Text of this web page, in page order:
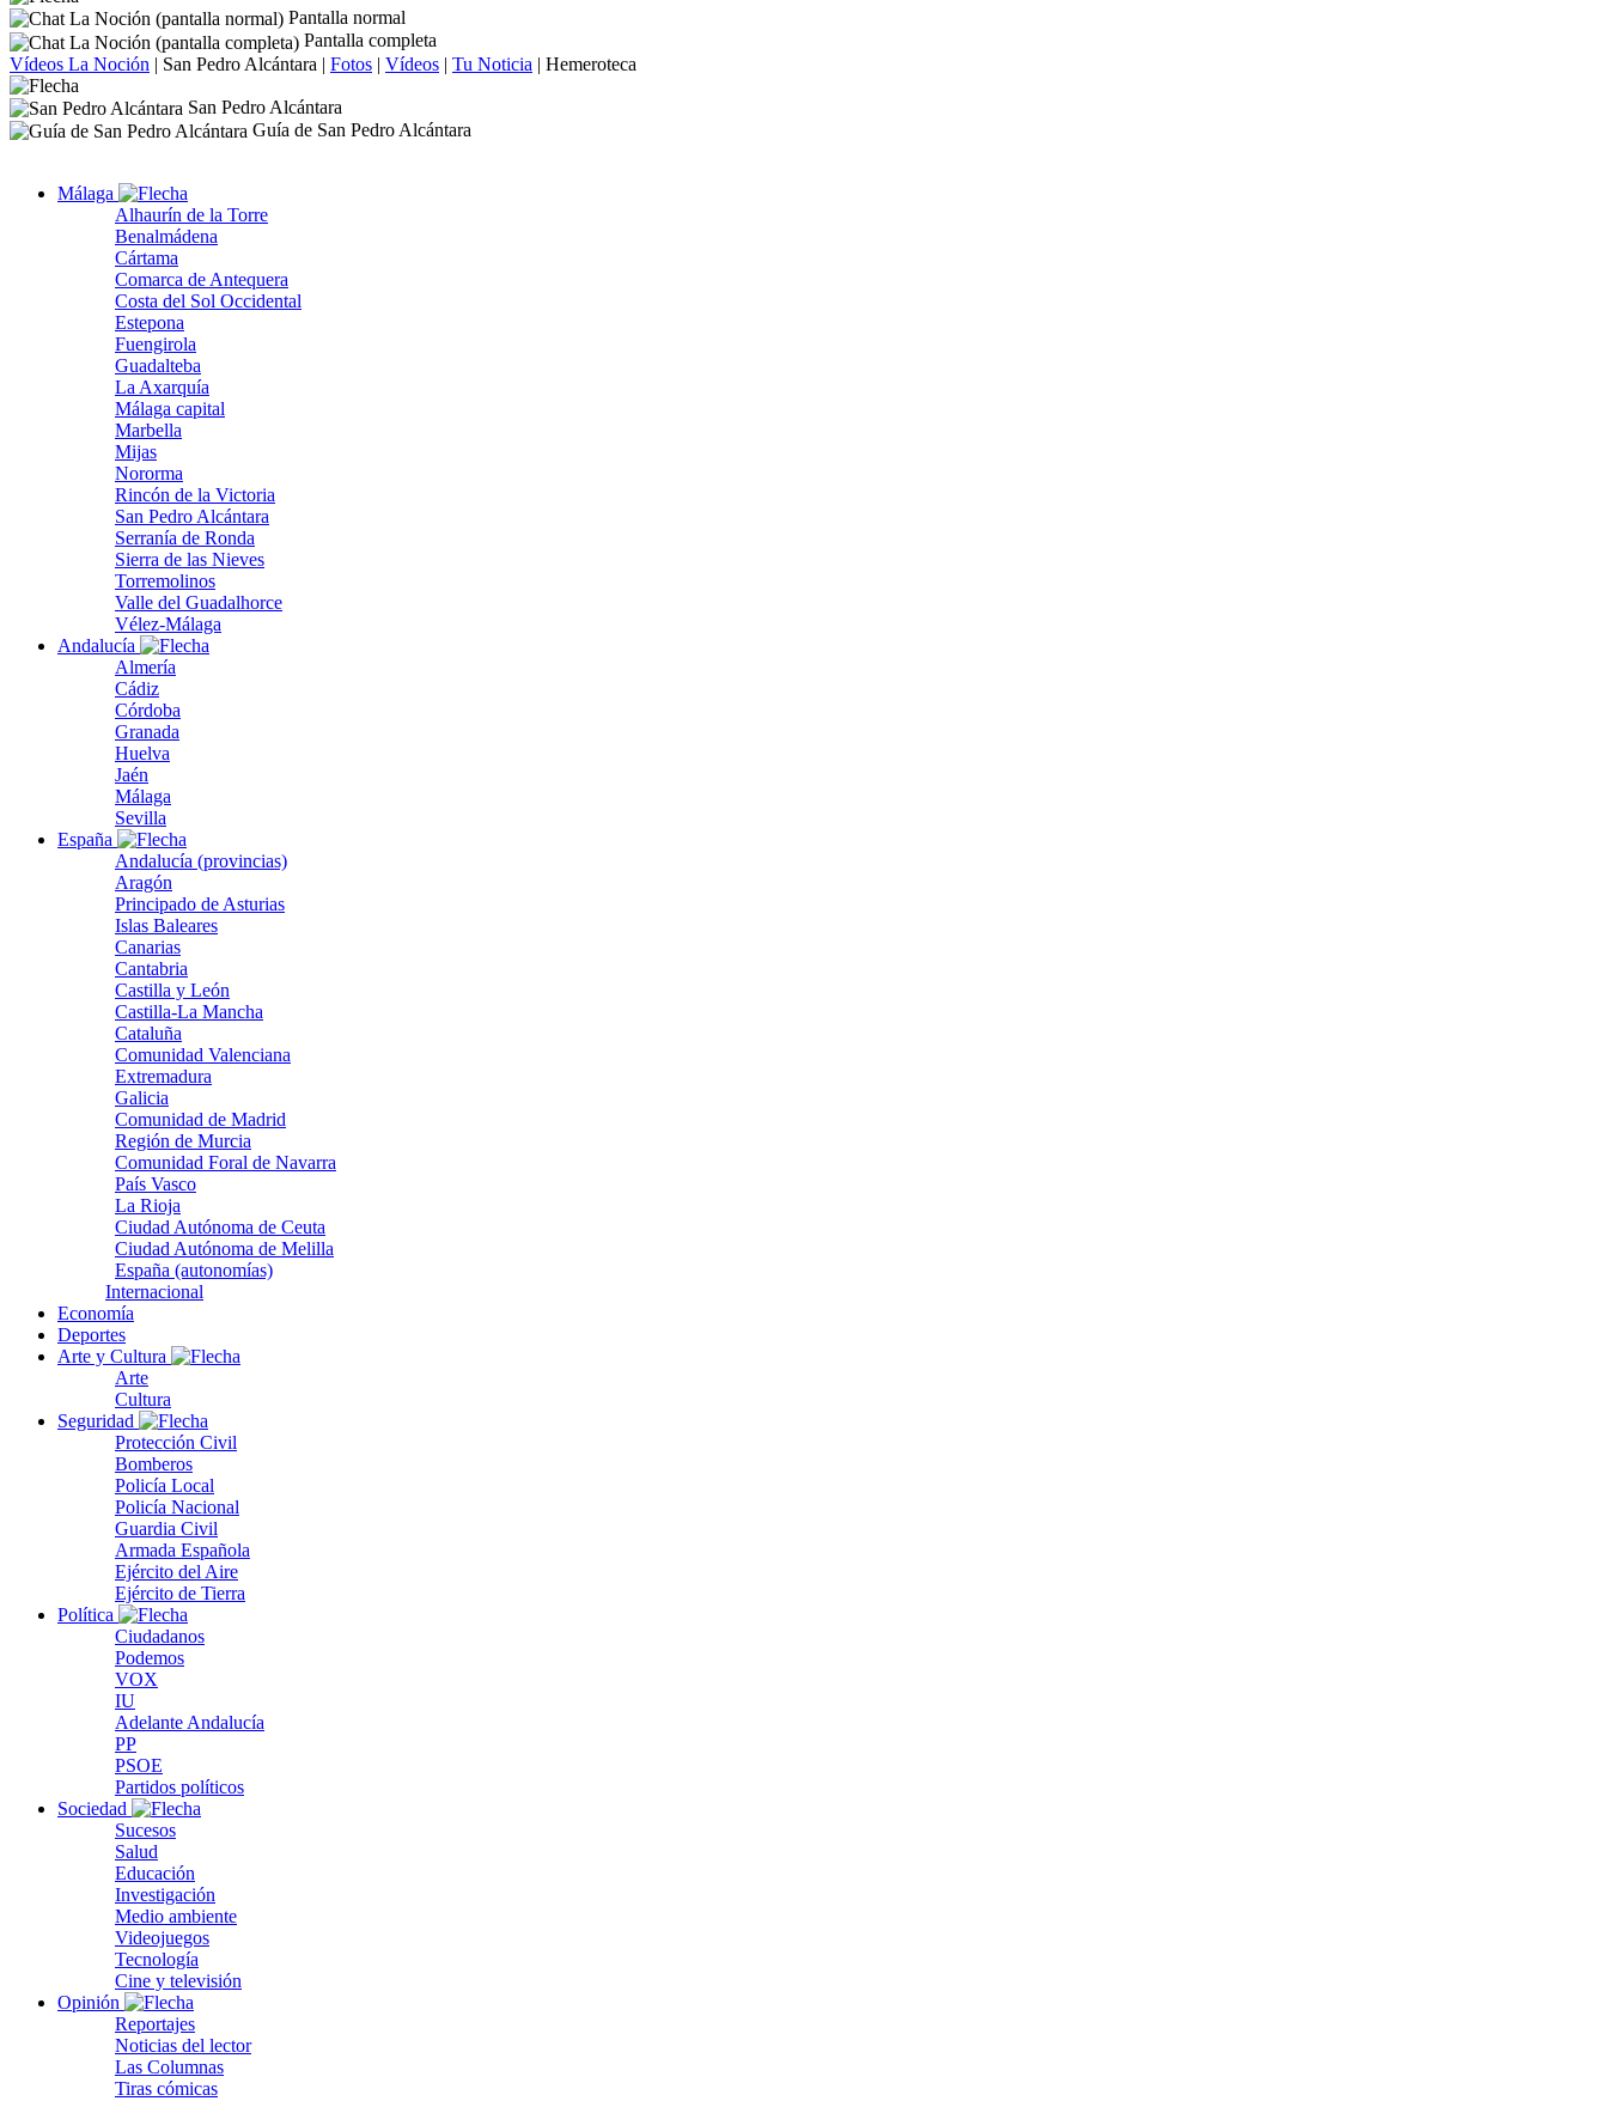
Pantalla normal
Pantalla completa
Vídeos La Noción | San Pedro Alcántara | Fotos | Vídeos | Tu Noticia | Hemeroteca
San Pedro Alcántara
Guía de San Pedro Alcántara
Málaga
Alhaurín de la Torre
Benalmádena
Cártama
Comarca de Antequera
Costa del Sol Occidental
Estepona
Fuengirola
Guadalteba
La Axarquía
Málaga capital
Marbella
Mijas
Nororma
Rincón de la Victoria
San Pedro Alcántara
Serranía de Ronda
Sierra de las Nieves
Torremolinos
Valle del Guadalhorce
Vélez-Málaga
Andalucía
Almería
Cádiz
Córdoba
Granada
Huelva
Jaén
Málaga
Sevilla
España
Andalucía (provincias)
Aragón
Principado de Asturias
Islas Baleares
Canarias
Cantabria
Castilla y León
Castilla-La Mancha
Cataluña
Comunidad Valenciana
Extremadura
Galicia
Comunidad de Madrid
Región de Murcia
Comunidad Foral de Navarra
País Vasco
La Rioja
Ciudad Autónoma de Ceuta
Ciudad Autónoma de Melilla
España (autonomías)
Internacional
Economía
Deportes
Arte y Cultura
Arte
Cultura
Seguridad
Protección Civil
Bomberos
Policía Local
Policía Nacional
Guardia Civil
Armada Española
Ejército del Aire
Ejército de Tierra
Política
Ciudadanos
Podemos
VOX
IU
Adelante Andalucía
PP
PSOE
Partidos políticos
Sociedad
Sucesos
Salud
Educación
Investigación
Medio ambiente
Videojuegos
Tecnología
Cine y televisión
Opinión
Reportajes
Noticias del lector
Las Columnas
Tiras cómicas